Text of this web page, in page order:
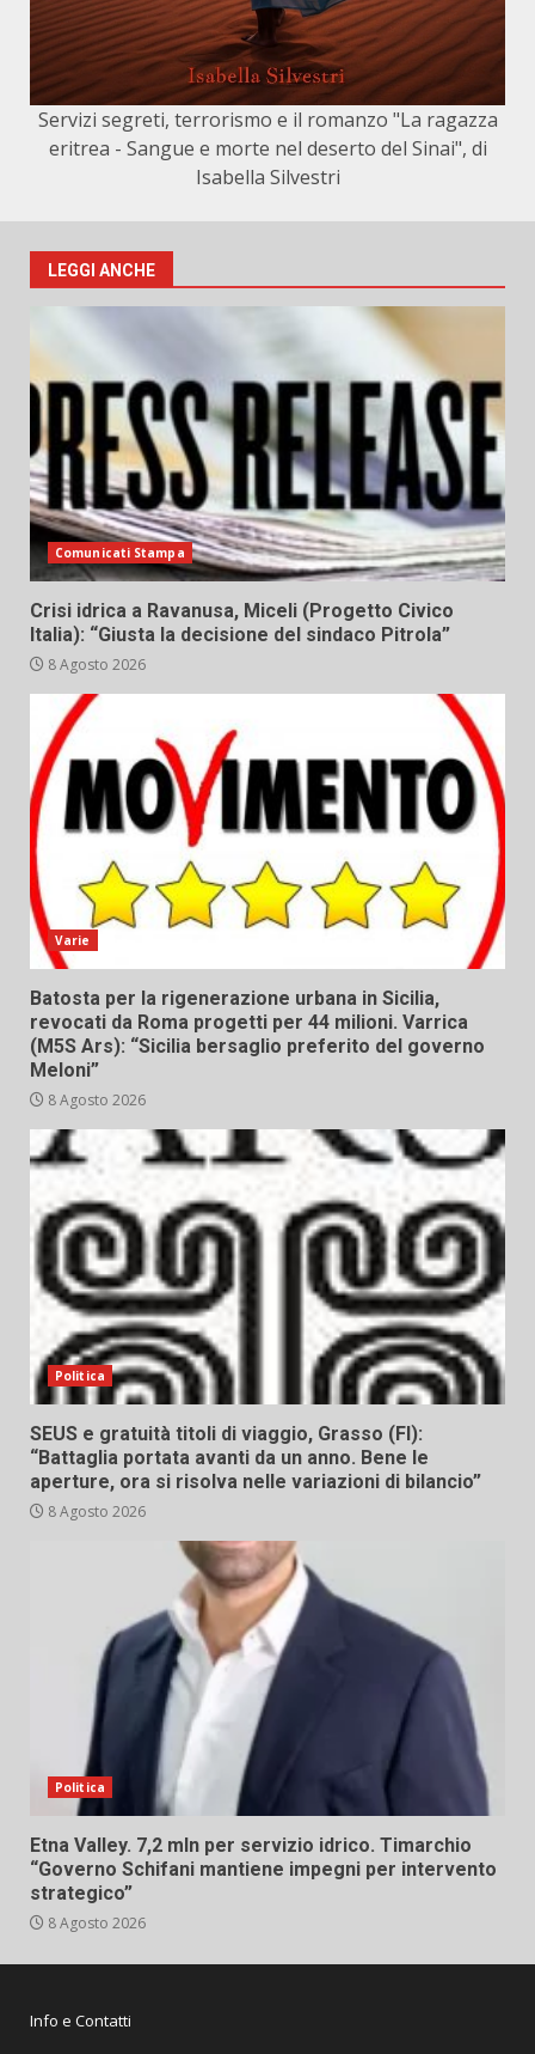
Servizi segreti, terrorismo e il romanzo "La ragazza
eritrea - Sangue e morte nel deserto del Sinai", di
Isabella Silvestri
LEGGI ANCHE
Comunicati Stampa
Crisi idrica a Ravanusa, Miceli (Progetto Civico
Italia): “Giusta la decisione del sindaco Pitrola”
8 Agosto 2026
Varie
Batosta per la rigenerazione urbana in Sicilia,
revocati da Roma progetti per 44 milioni. Varrica
(M5S Ars): “Sicilia bersaglio preferito del governo
Meloni”
8 Agosto 2026
Politica
SEUS e gratuità titoli di viaggio, Grasso (FI):
“Battaglia portata avanti da un anno. Bene le
aperture, ora si risolva nelle variazioni di bilancio”
8 Agosto 2026
Politica
Etna Valley. 7,2 mln per servizio idrico. Timarchio
“Governo Schifani mantiene impegni per intervento
strategico”
8 Agosto 2026
Info e Contatti